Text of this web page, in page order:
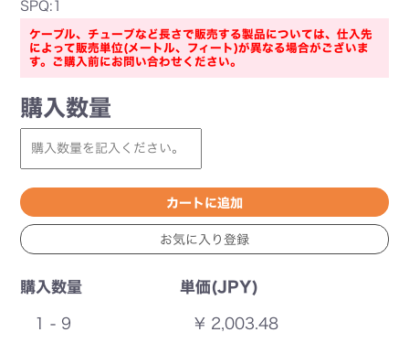
SPQ:1
ケーブル、チューブなど長さで販売する製品については、仕入先
によって販売単位(メートル、フィート)が異なる場合がございま
す。ご購入前にお問い合わせください。
購入数量
購入数量 単価(JPY)
1 - 9
¥ 2,003.48